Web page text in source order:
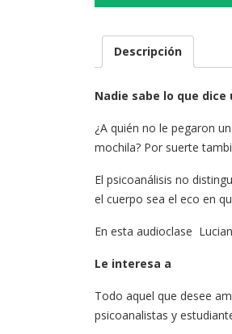
Descripción
Nadie sabe lo que dice
¿A quién no le pegaron
mochila? Por suerte
El psicoanálisis no
el cuerpo sea el eco en
En esta audioclase
Le interesa a
Todo aquel que desee
psicoanalistas y